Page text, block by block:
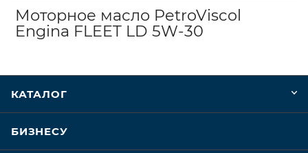
Моторное масло PetroViscol
Engina FLEET LD 5W-30
КАТАЛОГ
БИЗНЕСУ